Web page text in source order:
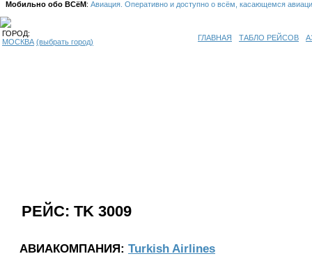
Мобильно обо ВСёМ: Авиация. Оперативно и доступно о всём, касающемся
ГОРОД:
МОСКВА (выбрать город) ГЛАВНАЯ ТАБЛО РЕЙСОВ
РЕЙС: TK 3009
АВИАКОМПАНИЯ: Turkish Airlines